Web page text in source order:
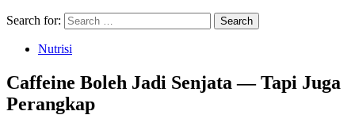
Search for:
Nutrisi
Caffeine Boleh Jadi Senjata — Tapi Juga
Perangkap